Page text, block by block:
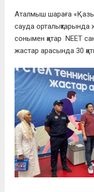
Аталмыш шараға
сауда орталықтарында
сонымен қатар NEET
жастар арасында 30